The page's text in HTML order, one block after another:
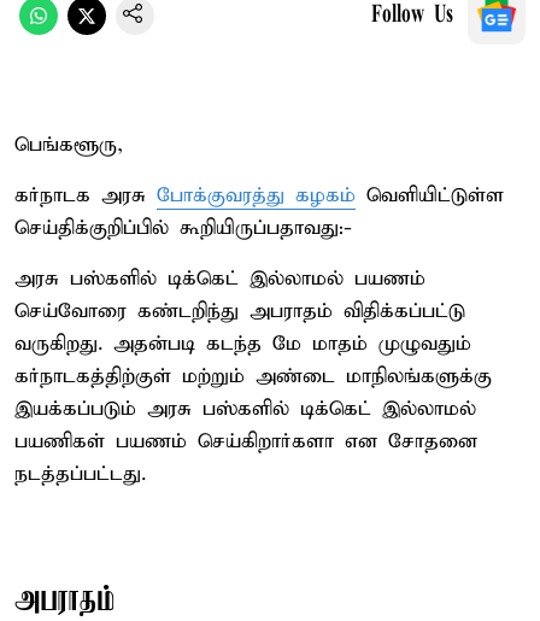
Follow Us
பெங்களூரு,
கர்நாடக அரசு போக்குவரத்து கழகம் வெளியிட்டுள்ள
செய்திக்குறிப்பில் கூறியிருப்பதாவது:-
அரசு பஸ்களில் டிக்கெட் இல்லாமல் பயணம்
செய்வோரை கண்டறிந்து அபராதம் விதிக்கப்பட்டு
வருகிறது. அதன்படி கடந்த மே மாதம் முழுவதும்
கர்நாடகத்திற்குள் மற்றும் அண்டை மாநிலங்களுக்கு
இயக்கப்படும் அரசு பஸ்களில் டிக்கெட் இல்லாமல்
பயணிகள் பயணம் செய்கிறார்களா என சோதனை
நடத்தப்பட்டது.
அபராதம்